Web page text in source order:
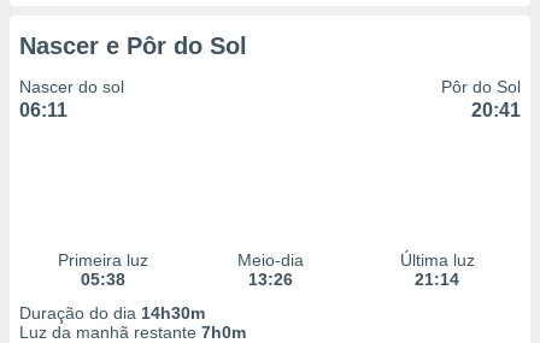
Nascer e Pôr do Sol
Nascer do sol
06:11
Pôr do Sol
20:41
Primeira luz
05:38
Meio-dia
13:26
Última luz
21:14
Duração do dia 14h30m
Luz da manhã restante 7h0m